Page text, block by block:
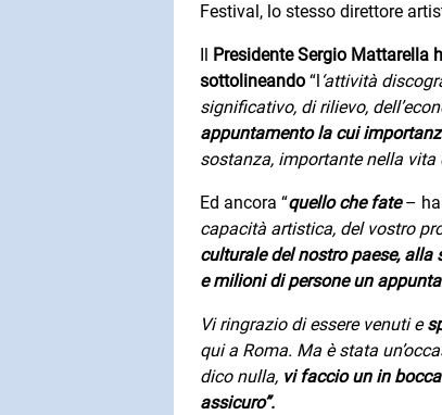
Festival, lo stesso direttore
Presidente Sergio
sottolineando “l ‘attività
significativo, di rilievo,
appuntamento la cui
sostanza, importante nella vita
Ed ancora “quello che fate– ha
capacità artistica, del vostro
culturale del nostro paese, alla
e milioni di persone un
Vi ringrazio di essere venuti e
qui a Roma. Ma è stata
dico nulla, vi faccio un in
assicuro”.